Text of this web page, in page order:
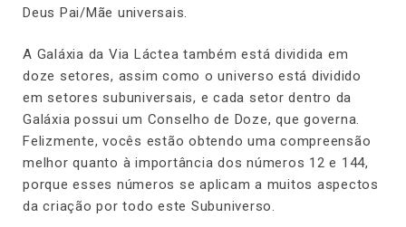
Deus Pai/Mãe universais.
A Galáxia da Via Láctea também está dividida em
doze setores, assim como o universo está dividido
em setores subuniversais, e cada setor dentro da
Galáxia possui um Conselho de Doze, que governa.
Felizmente, vocês estão obtendo uma compreensão
melhor quanto à importância dos números 12 e 144,
porque esses números se aplicam a muitos aspectos
da criação por todo este Subuniverso.